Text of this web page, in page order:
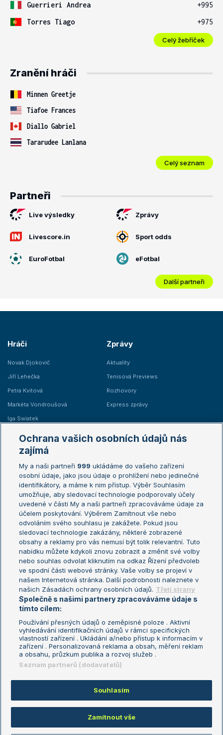
Guerrieri Andrea
+995
Torres Tiago
+975
Celý žebříček
Zranění hráči
Minnen Greetje
Tiafoe Frances
Diallo Gabriel
Tararudee Lanlana
Celý seznam
Partneři
Live výsledky Zprávy
Livescore.in Sport odds
EuroFotbal eFotbal
Další partneři
Hráči
Novak Djokovič
Jiří Lehečka
Petra Kvitová
Markéta Vondroušová
Iga Swiatek
Zprávy
Aktuality
Tenisová Previews
Rozhovory
Express zprávy
Žebříčky
Žebříček ATP (muži)
Žebříček WTA (ženy)
Sázkařský žebříček
Australian Open
French Open
Wimbledon
US Open
Turnaj mistrů
Turnaj mistryň
Aktualní trendy
Fotbalové přestupy
Livesport Daily
LS Prague Open
Podmínky užití
Nastavení soukromí
GDPR a žurnalistika
Reklama
Kontakt
Informace o zpracování osobních
údajů
Copyright © 2008-2026 TenisPortal.cz. Využíváme zpravodajství ČTK.
Ochrana vašich osobních údajů nás
zajímá
My a naši partneři 999 ukládáme do vašeho zařízení
osobní údaje, jako jsou údaje o prohlížení nebo jedinečné
identifikátory, a máme k nim přístup. Výběr Souhlasím
umožňuje, aby sledovací technologie podporovaly účely
uvedené v části My a naši partneři zpracováváme údaje za
účelem poskytování. Výběrem Zamítnout vše nebo
odvoláním svého souhlasu je zakážete. Pokud jsou
sledovací technologie zakázány, některé zobrazené
obsahy a reklamy pro vás nemusí být tolik relevantní. Tuto
nabídku můžete kdykoli znovu zobrazit a změnit své volby
nebo souhlas odvolat kliknutím na odkaz Řízení předvoleb
ve spodní části webové stránky. Vaše volby se projeví v
našem Internetová stránka. Další podrobnosti naleznete v
našich Zásadách ochrany osobních údajů. Třetí strany
Společně s našimi partnery zpracováváme údaje s
tímto cílem:
Používání přesných údajů o zeměpisné poloze . Aktivní
vyhledávání identifikačních údajů v rámci specifických
vlastností zařízení . Ukládání a/nebo přístup k informacím v
zařízení . Personalizovaná reklama a obsah, měření reklam
a obsahu, průzkum publika a rozvoj služeb .
Seznam partnerů (dodavatelů)
Souhlasím
Zamítnout vše